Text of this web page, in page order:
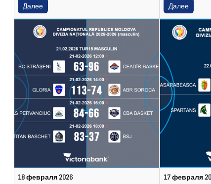
Далее Далее
18 февраля 2026 17 февраля